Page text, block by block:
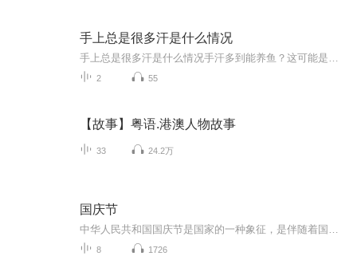
手上总是很多汗是什么情况
2 55
【故事】粤语.港澳人物故事
33 24.2万
国庆节
8 1726